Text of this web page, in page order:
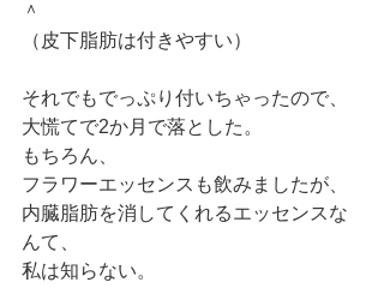
＾
（皮下脂肪は付きやすい）
それでもでっぷり付いちゃったので、
大慌てで2か月で落とした。
もちろん、
フラワーエッセンスも飲みましたが、
内臓脂肪を消してくれるエッセンスな
んて、
私は知らない。